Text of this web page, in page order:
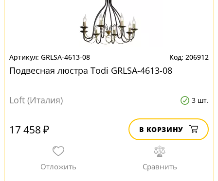
GRLSA-4613-08 206912
Подвесная люстра Todi GRLSA-4613-08
Loft (Италия) 3 шт.
17 458 ₽ В КОРЗИНУ